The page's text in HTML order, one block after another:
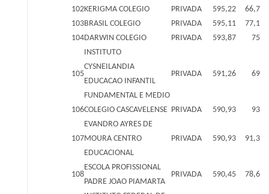
102KERIGMA COLEGIO PRIVADA 595,22
66,7
103BRASIL COLEGIO PRIVADA 595,11
77,1
104DARWIN COLEGIO PRIVADA 593,87 75
105
INSTITUTO
CYSNEILANDIA
EDUCACAO INFANTIL
FUNDAMENTAL E MEDIO
PRIVADA 591,26 69
106COLEGIO CASCAVELENSE PRIVADA 590,93 93
107
EVANDRO AYRES DE
MOURA CENTRO
EDUCACIONAL
PRIVADA 590,93 91,3
108
ESCOLA PROFISSIONAL
PADRE JOAO PIAMARTA
PRIVADA 590,45 78,6